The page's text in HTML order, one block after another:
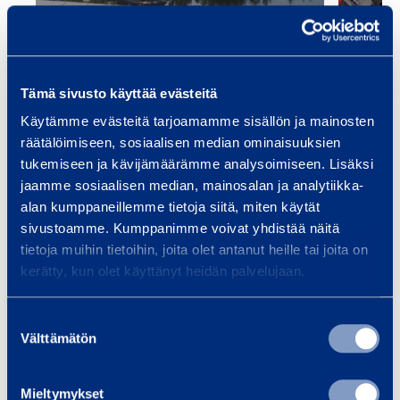
Tämä sivusto käyttää evästeitä
Käytämme evästeitä tarjoamamme sisällön ja mainosten
räätälöimiseen, sosiaalisen median ominaisuuksien
tukemiseen ja kävijämäärämme analysoimiseen. Lisäksi
jaamme sosiaalisen median, mainosalan ja analytiikka-
alan kumppaneillemme tietoja siitä, miten käytät
sivustoamme. Kumppanimme voivat yhdistää näitä
tietoja muihin tietoihin, joita olet antanut heille tai joita on
kerätty, kun olet käyttänyt heidän palvelujaan.
valinta
Välttämätön
Mieltymykset
…
Läs mer
Träningar
Se alla utbildningar